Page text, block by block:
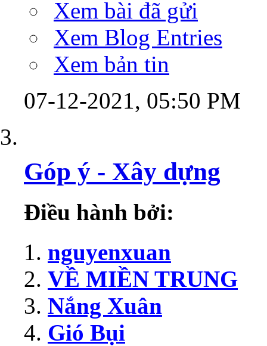
Xem bài đã gửi
Xem Blog Entries
Xem bản tin
07-12-2021, 05:50 PM
Góp ý - Xây dựng
Điều hành bởi:
nguyenxuan
VỀ MIỀN TRUNG
Nắng Xuân
Gió Bụi